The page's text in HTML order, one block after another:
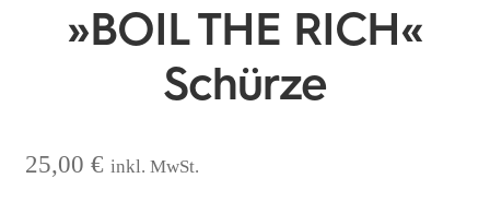
»BOIL THE RICH«
Schürze
25,00 € inkl. MwSt.